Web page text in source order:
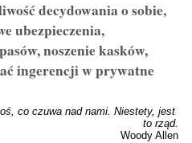
decydowania o sobie,
ubezpieczenia,
noszenie kasków,
ingerencji w prywatne
co czuwa nad nami. Niestety, jest
to rząd.
Woody Allen